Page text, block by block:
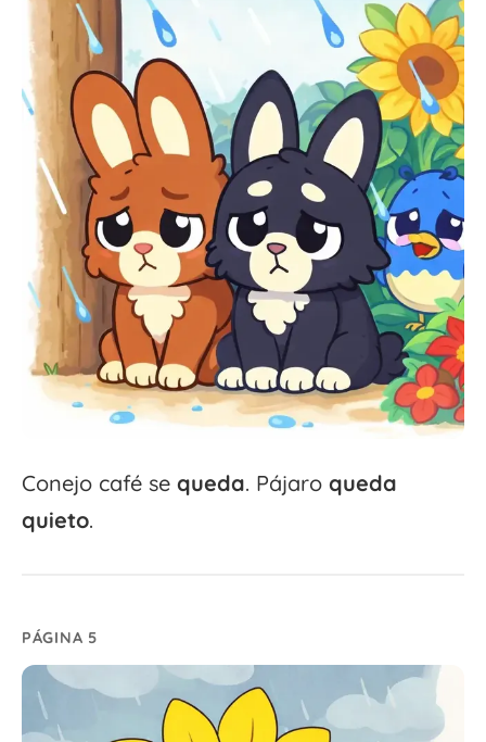
Conejo café se queda. Pájaro queda
quieto.
PÁGINA 5